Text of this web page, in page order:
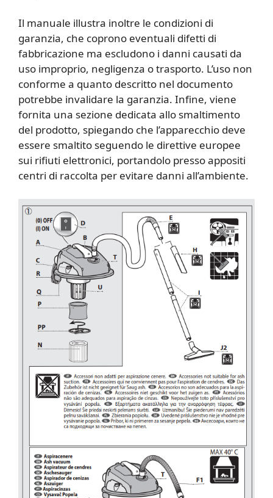
Il manuale illustra inoltre le condizioni di
garanzia, che coprono eventuali difetti di
fabbricazione ma escludono i danni causati da
uso improprio, negligenza o trasporto. L’uso non
conforme a quanto descritto nel documento
potrebbe invalidare la garanzia. Infine, viene
fornita una sezione dedicata allo smaltimento
del prodotto, spiegando che l’apparecchio deve
essere smaltito seguendo le direttive europee
sui rifiuti elettronici, portandolo presso appositi
centri di raccolta per evitare danni all’ambiente.